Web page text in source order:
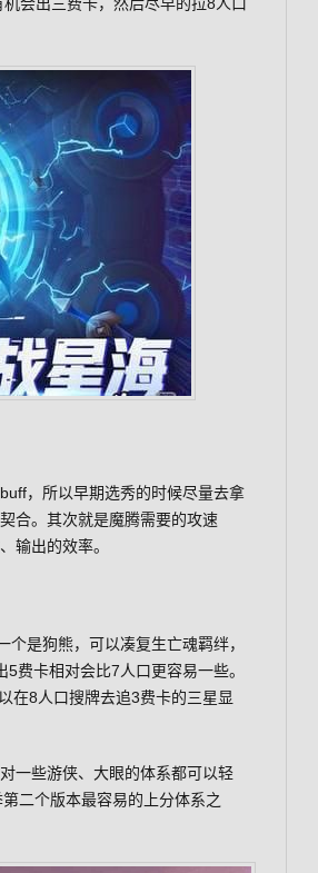
，所以早期选秀的时候尽量去拿
合。其次就是魔腾需要的攻速
输出的效率。
是狗熊，可以凑复生亡魂羁绊，
费卡相对会比7人口更容易一些。
在8人口搜牌去追3费卡的三星显
一些游侠、大眼的体系都可以轻
二个版本最容易的上分体系之